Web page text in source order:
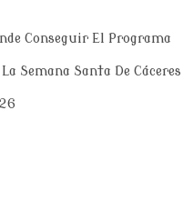
Conseguir El Programa
La Semana Santa De Cáceres